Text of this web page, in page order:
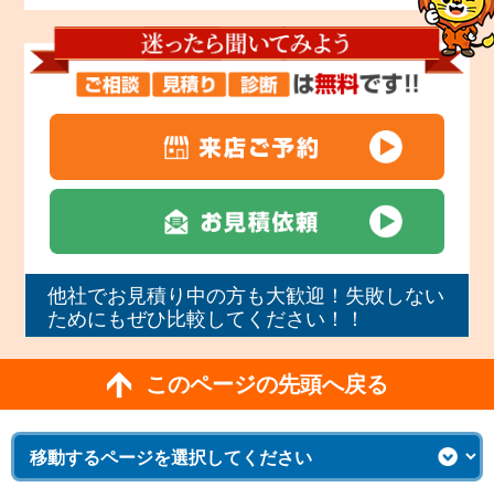
他社でお見積り中の方も大歓迎！失敗しない
ためにもぜひ比較してください！！
このページの先頭へ戻る